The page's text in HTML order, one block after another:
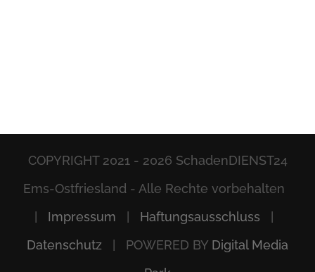
COPYRIGHT 2021 - 2026 SchadenDIENST24
Ems-Ostfriesland - Alle Rechte vorbehalten
Impressum Haftungsausschluss
Datenschutz | POWERED BY Digital Media